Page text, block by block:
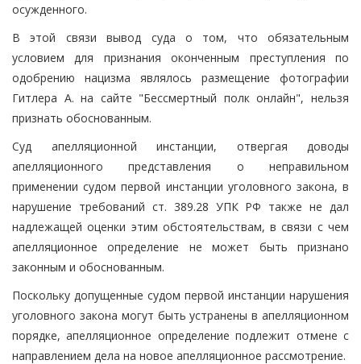
осужденного.
В этой связи вывод суда о том, что обязательным
условием для признания оконченным преступления по
одобрению нацизма являлось размещение фотографии
Гитлера А. на сайте "Бессмертный полк онлайн", нельзя
признать обоснованным.
Суд апелляционной инстанции, отвергая доводы
апелляционного представления о неправильном
применении судом первой инстанции уголовного закона, в
нарушение требований ст. 389.28 УПК РФ также не дал
надлежащей оценки этим обстоятельствам, в связи с чем
апелляционное определение не может быть признано
законным и обоснованным.
Поскольку допущенные судом первой инстанции нарушения
уголовного закона могут быть устранены в апелляционном
порядке, апелляционное определение подлежит отмене с
направлением дела на новое апелляционное рассмотрение.